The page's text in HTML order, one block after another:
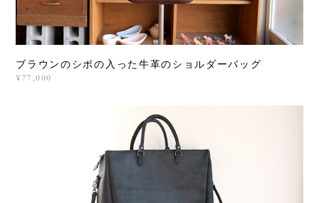
ブラウンのシボの入った牛革のショルダーバッグ
¥77,000